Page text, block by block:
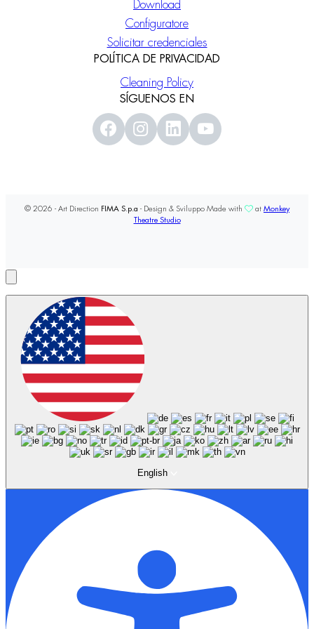
Download
Configuratore
Solicitar credenciales
POLÍTICA DE PRIVACIDAD
Cleaning Policy
SÍGUENOS EN
© 2026 - Art Direction FIMA S.p.a - Design & Sviluppo Made with at Monkey
Theatre Studio
English